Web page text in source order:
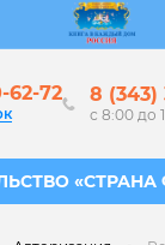
62-72 8 (343)
с 8:00 до